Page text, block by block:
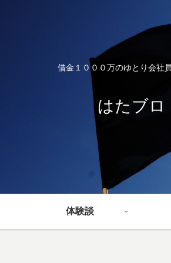
借金１０００万のゆとり会社
はたブロ
体験談